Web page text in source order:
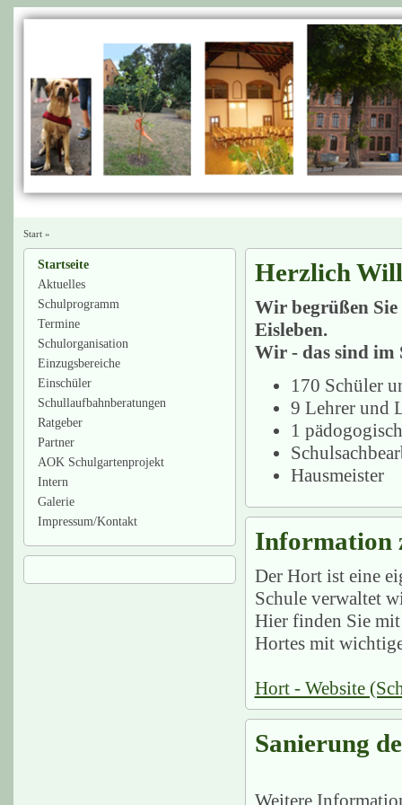
Start»
Startseite
Aktuelles
Schulprogramm
Termine
Schulorganisation
Einzugsbereiche
Einschüler
Schullaufbahnberatungen
Ratgeber
Partner
AOK Schulgartenprojekt
Intern
Galerie
Impressum/Kontakt
Herzlich
Wir begrüßen
Eisleben.
Wir - das sind im
170 Schüler
9 Lehrer und
1
Hausmeister
Information
Der Hort ist eine
Schule verwaltet
Hier finden Sie mit
Hortes mit
Hort - Website
Sanierung
Weitere